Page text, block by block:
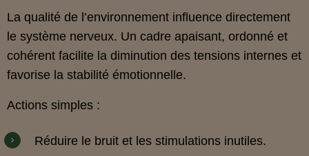
La qualité de l’environnement influence directement
le système nerveux. Un cadre apaisant, ordonné et
cohérent facilite la diminution des tensions internes et
favorise la stabilité émotionnelle.
Actions simples :
Réduire le bruit et les stimulations inutiles.